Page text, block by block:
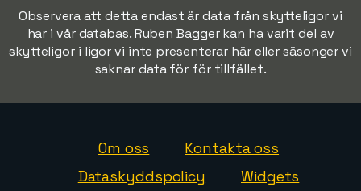
Observera att detta endast är data från skytteligor vi
har i vår databas. Ruben Bagger kan ha varit del av
skytteligor i ligor vi inte presenterar här eller säsonger vi
saknar data för för tillfället.
Om oss
Kontakta oss
Dataskyddspolicy
Widgets